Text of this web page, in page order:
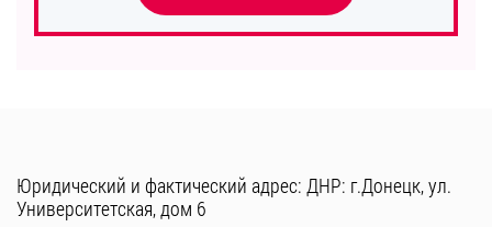
Юридический и фактический адрес: ДНР: г.Донецк, ул.
Университетская, дом 6